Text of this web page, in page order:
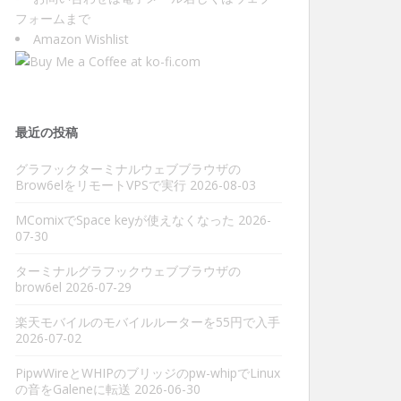
フォーム まで
Amazon Wishlist
最近の投稿
グラフックターミナルウェブブラウザの
Brow6elをリモートVPSで実行 2026-08-03
MComixでSpace keyが使えなくなった 2026-
07-30
ターミナルグラフックウェブブラウザの
brow6el 2026-07-29
楽天モバイルのモバイルルーターを55円で入手
2026-07-02
PipwWireとWHIPのブリッジのpw-whipでLinux
の音をGaleneに転送 2026-06-30